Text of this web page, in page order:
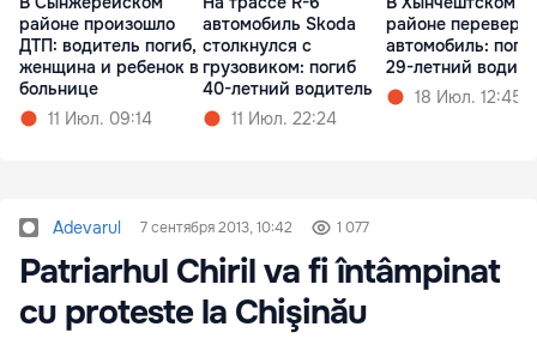
районе произошло
ДТП: водитель погиб,
женщина и ребенок в
больнице
11 Июл. 09:14
автомобиль Skoda
столкнулся с
грузовиком: погиб
40-летний водитель
11 Июл. 22:24
районе
автомобиль:
29-летний
18 Июл. 12:45
Adevarul 7 сентября 2013, 10:42 1 077
Patriarhul Chiril va fi întâmpinat
cu proteste la Chişinău